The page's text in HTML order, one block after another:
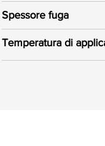
Spessore fuga
Temperatura di